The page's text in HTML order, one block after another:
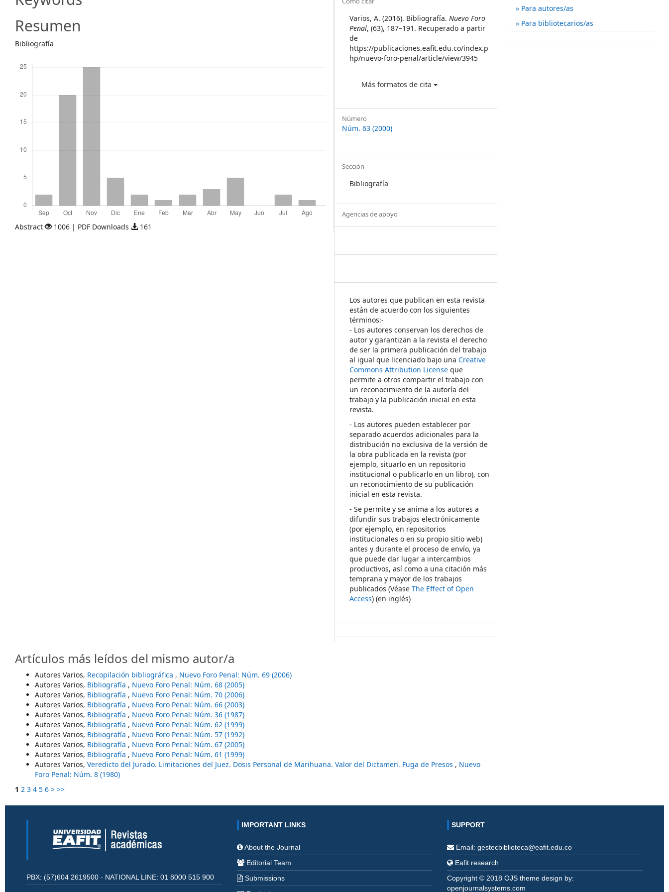
Content
Resumen
Bibliografía
Abstract 1006 | PDF Downloads 161
Details
Varios, A. (2016). Bibliografía.Nuevo Foro
Penal, (63), 187–191. Recuperado a partir
de
https://publicaciones.eafit.edu.co/index.p
hp/nuevo-foro-penal/article/view/3945
Más formatos de cita
Número
Núm. 63 (2000)
Sección
Bibliografía
Agencias de apoyo
Los autores que publican en esta revista
están de acuerdo con los siguientes
términos:-
- Los autores conservan los derechos de
autor y garantizan a la revista el derecho
de ser la primera publicación del trabajo
al igual que licenciado bajo unaCreative
Commons Attribution License que
permite a otros compartir el trabajo con
un reconocimiento de la autoría del
trabajo y la publicación inicial en esta
revista.
- Los autores pueden establecer por
separado acuerdos adicionales para la
distribución no exclusiva de la versión de
la obra publicada en la revista (por
ejemplo, situarlo en un repositorio
institucional o publicarlo en un libro), con
un reconocimiento de su publicación
inicial en esta revista.
- Se permite y se anima a los autores a
difundir sus trabajos electrónicamente
(por ejemplo, en repositorios
institucionales o en su propio sitio web)
antes y durante el proceso de envío, ya
que puede dar lugar a intercambios
productivos, así como a una citación más
temprana y mayor de los trabajos
publicados (VéaseThe Effect of Open
Access) (en inglés)
Artículos más leídos del mismo autor/a
Autores Varios, Recopilación bibliográfica , Nuevo Foro Penal: Núm. 69 (2006)
Autores Varios, Bibliografía , Nuevo Foro Penal: Núm. 68 (2005)
Autores Varios, Bibliografía , Nuevo Foro Penal: Núm. 70 (2006)
Autores Varios, Bibliografía , Nuevo Foro Penal: Núm. 66 (2003)
Autores Varios, Bibliografía , Nuevo Foro Penal: Núm. 36 (1987)
Autores Varios, Bibliografía , Nuevo Foro Penal: Núm. 62 (1999)
Autores Varios, Bibliografía , Nuevo Foro Penal: Núm. 57 (1992)
Autores Varios, Bibliografía , Nuevo Foro Penal: Núm. 67 (2005)
Autores Varios, Bibliografía , Nuevo Foro Penal: Núm. 61 (1999)
Autores Varios, Veredicto del Jurado. Limitaciones del Juez. Dosis Personal de Marihuana. Valor del Dictamen. Fuga de Presos , Nuevo
Foro Penal: Núm. 8 (1980)
1 2 3 4 5 6 > >>
Para autores/as
Para bibliotecarios/as
PBX: (57)604 2619500 - NATIONAL LINE: 01 8000 515 900
IMPORTANT LINKS
About the Journal
Editorial Team
Submissions
SUPPORT
Email: gestecbiblioteca@eafit.edu.co
Eafit research
Copyright © 2018 OJS theme design by:
openjournalsystems.com